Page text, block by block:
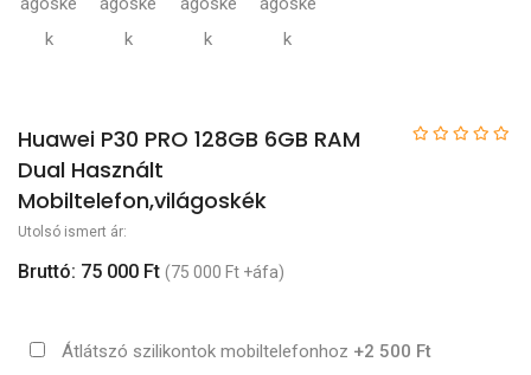
Huawei P30 PRO 128GB 6GB RAM
Dual Használt
Mobiltelefon,világoskék
Utolsó ismert ár:
Bruttó: 75 000 Ft (75 000 Ft +áfa)
Átlátszó szilikontok mobiltelefonhoz +2 500 Ft